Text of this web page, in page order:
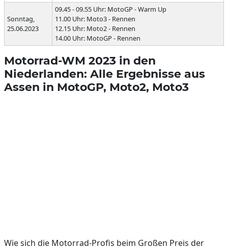
Sonntag,
25.06.2023
09.45 - 09.55 Uhr: MotoGP - Warm Up
11.00 Uhr: Moto3 - Rennen
12.15 Uhr: Moto2 - Rennen
14.00 Uhr: MotoGP - Rennen
Motorrad-WM 2023 in den
Niederlanden: Alle Ergebnisse aus
Assen in MotoGP, Moto2, Moto3
Wie sich die Motorrad-Profis beim Großen Preis der